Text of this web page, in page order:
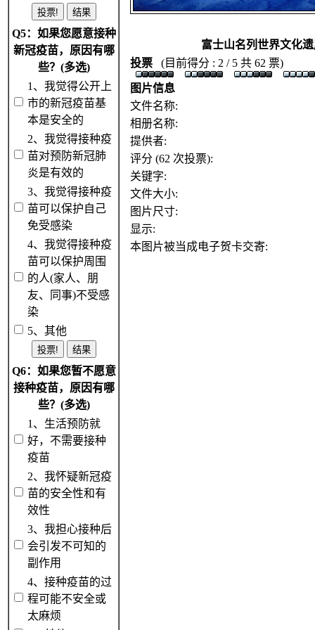
Q5：如果您愿意接种
新冠疫苗，原因有哪
些？(多选)
1、我觉得公开上
市的新冠疫苗基
本是安全的
2、我觉得接种疫
苗对预防新冠肺
炎是有效的
3、我觉得接种疫
苗可以保护自己
免受感染
4、我觉得接种疫
苗可以保护周围
的人(家人、朋
友、同事)不受感
染
5、其他
Q6：如果您暂不愿意
接种疫苗，原因有哪
些？(多选)
1、生活预防就
好，不需要接种
疫苗
2、我怀疑新冠疫
苗的安全性和有
效性
3、我担心接种后
会引发不可知的
副作用
4、接种疫苗的过
程可能不安全或
太麻烦
富士山名列世界文化
投票
(目前得分 : 2 / 5 共 62 票)
图片信息
文件名称:
相册名称:
提供者:
评分 (62 次投票):
关键字:
文件大小:
图片尺寸:
显示:
本图片被当成电子贺卡交寄: